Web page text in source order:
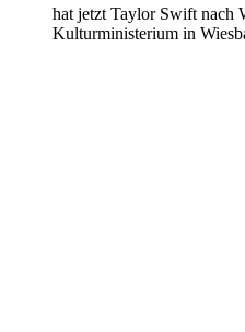
hat jetzt Taylor Swift nach
Kulturministerium in